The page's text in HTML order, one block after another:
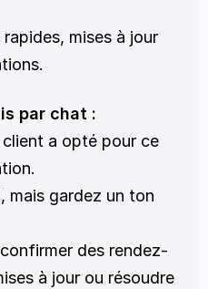
rapides, mises à jour
par chat :
a opté pour ce
mais gardez un ton
des rendez-
à jour ou résoudre